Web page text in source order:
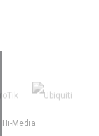
Hi-Media